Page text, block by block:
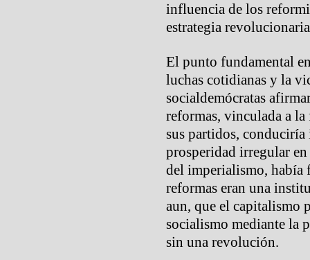
influencia de los
estrategia
El punto fundamental
luchas cotidianas y la
socialdemócratas
reformas, vinculada a la
sus partidos,
prosperidad irregular
del imperialismo, había
reformas eran una
aun, que el capitalismo
socialismo mediante la
sin una revolución.